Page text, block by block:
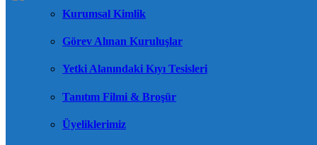
Kurumsal Kimlik
Görev Alınan Kuruluşlar
Yetki Alanındaki Kıyı Tesisleri
Tanıtım Filmi & Broşür
Üyeliklerimiz